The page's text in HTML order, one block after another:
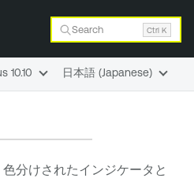
Search Ctrl K
分けされたインジケータと
10.10 日本語 (Japanese)